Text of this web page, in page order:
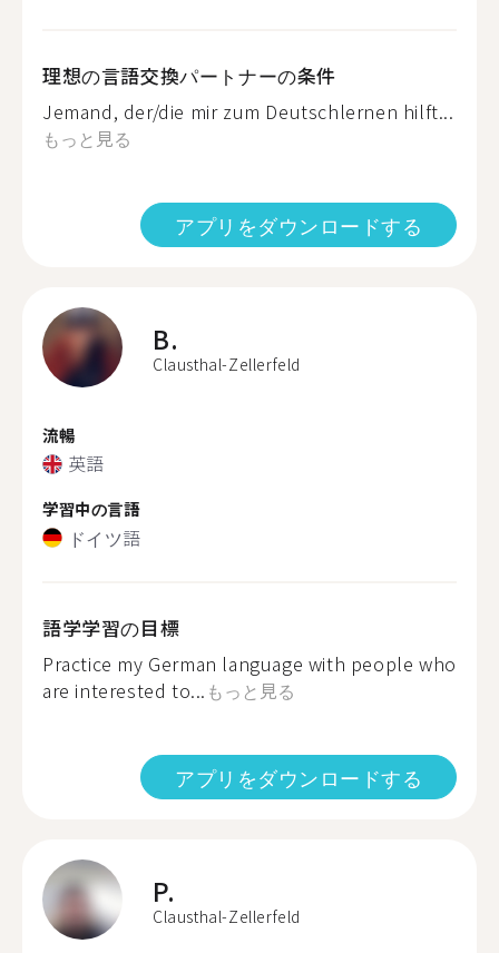
理想の言語交換パートナーの条件
Jemand, der/die mir zum Deutschlernen hilft...
もっと見る
アプリをダウンロードする
B.
Clausthal-Zellerfeld
流暢
英語
学習中の言語
ドイツ語
語学学習の目標
Practice my German language with people who
are interested to... もっと見る
アプリをダウンロードする
P.
Clausthal-Zellerfeld